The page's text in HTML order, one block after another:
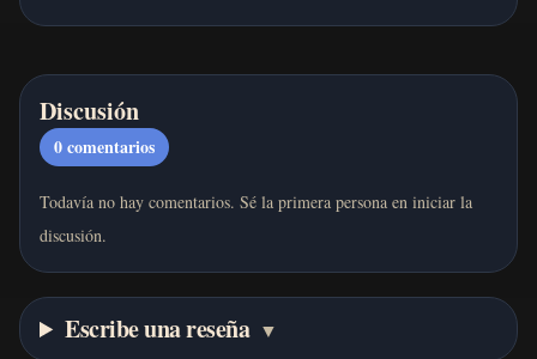
Discusión
0comentarios
Todavía no hay comentarios. Sé la primera persona en iniciar la
discusión.
Escribe una reseña ▼